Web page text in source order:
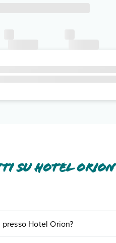
su Hotel Orion
dedicato "Info e descrizione
Hotel Orion?